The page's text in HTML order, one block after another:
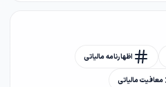
اظهارنامه مالیاتی
معافیت مالیاتی